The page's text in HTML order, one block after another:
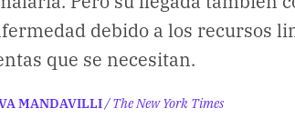
debido a los recursos
que se necesitan.
MANDAVILLI/ The New York Times